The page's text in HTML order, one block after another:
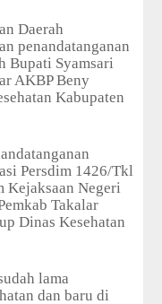
Daerah
penandatanganan
Bupati Syamsari
AKBP Beny
Kabupaten
Persdim 1426/Tkl
Kejaksaan Negeri
Takalar
Dinas Kesehatan
lama
dan baru di